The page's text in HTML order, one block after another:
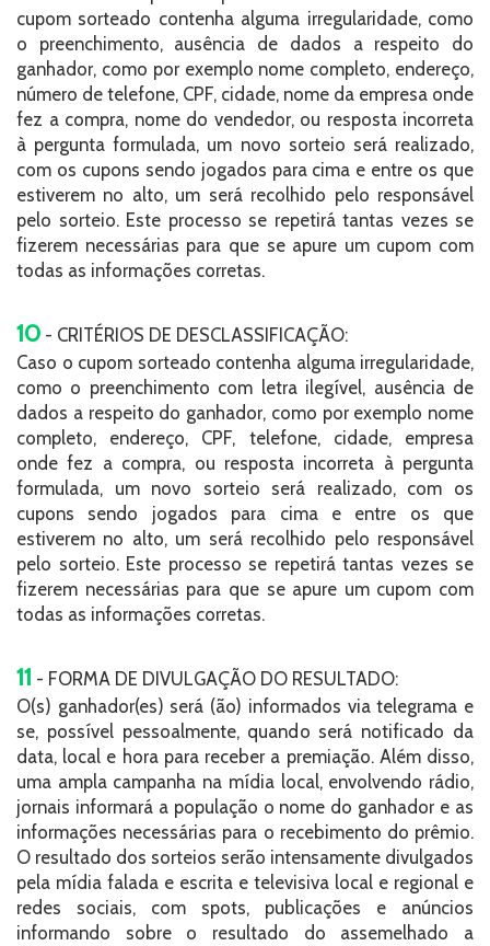
cupom sorteado contenha alguma irregularidade, como
o preenchimento, ausência de dados a respeito do
ganhador, como por exemplo nome completo, endereço,
número de telefone, CPF, cidade, nome da empresa onde
fez a compra, nome do vendedor, ou resposta incorreta
à pergunta formulada, um novo sorteio será realizado,
com os cupons sendo jogados para cima e entre os que
estiverem no alto, um será recolhido pelo responsável
pelo sorteio. Este processo se repetirá tantas vezes se
fizerem necessárias para que se apure um cupom com
todas as informações corretas.
10 - CRITÉRIOS DE DESCLASSIFICAÇÃO:
Caso o cupom sorteado contenha alguma irregularidade,
como o preenchimento com letra ilegível, ausência de
dados a respeito do ganhador, como por exemplo nome
completo, endereço, CPF, telefone, cidade, empresa
onde fez a compra, ou resposta incorreta à pergunta
formulada, um novo sorteio será realizado, com os
cupons sendo jogados para cima e entre os que
estiverem no alto, um será recolhido pelo responsável
pelo sorteio. Este processo se repetirá tantas vezes se
fizerem necessárias para que se apure um cupom com
todas as informações corretas.
11 - FORMA DE DIVULGAÇÃO DO RESULTADO:
O(s) ganhador(es) será (ão) informados via telegrama e
se, possível pessoalmente, quando será notificado da
data, local e hora para receber a premiação. Além disso,
uma ampla campanha na mídia local, envolvendo rádio,
jornais informará a população o nome do ganhador e as
informações necessárias para o recebimento do prêmio.
O resultado dos sorteios serão intensamente divulgados
pela mídia falada e escrita e televisiva local e regional e
redes sociais, com spots, publicações e anúncios
informando sobre o resultado do assemelhado a